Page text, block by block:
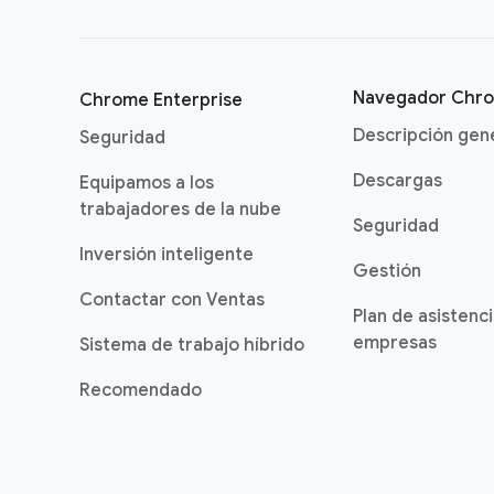
Chrome Enterprise
Seguridad
Equipamos a los
trabajadores de la nube
Inversión inteligente
Contactar con Ventas
Sistema de trabajo híbrido
Recomendado
Navegador
Descripción
Descargas
Seguridad
Gestión
Plan de
empresas